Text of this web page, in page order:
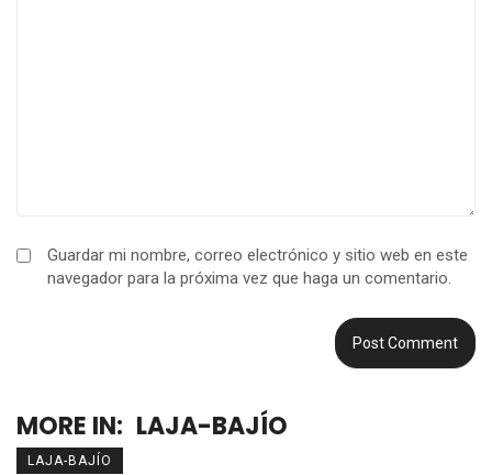
Guardar mi nombre, correo electrónico y sitio web en este
navegador para la próxima vez que haga un comentario.
MORE IN: LAJA-BAJÍO
LAJA-BAJÍO